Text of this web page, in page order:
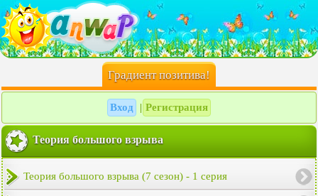
Градиент позитива!
Вход Регистрация
Теория большого взрыва
Теория большого взрыва (7 сезон) - 1 серия